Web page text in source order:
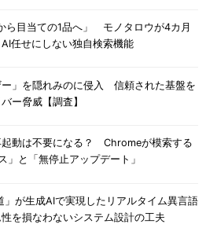
ら目当ての1品へ」 モノタロウが4カ月
任せにしない独自検索機能
ー」を隠れみのに侵入 信頼された基盤を
ー脅威【調査】
起動は不要になる？ Chromeが模索する
」と「無停止アップデート」
」が生成AIで実現したリアルタイム異言語
を損なわないシステム設計の工夫